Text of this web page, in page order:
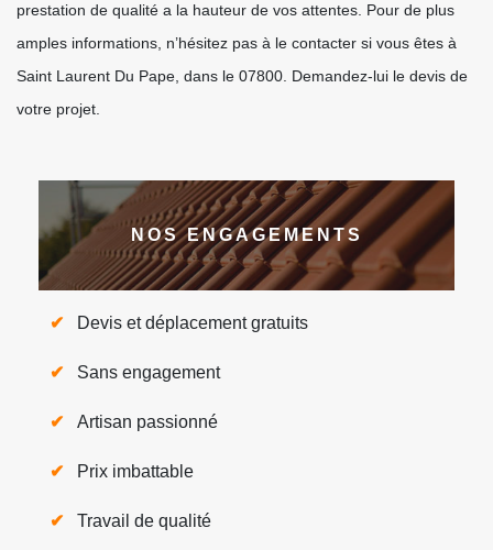
prestation de qualité a la hauteur de vos attentes. Pour de plus
amples informations, n’hésitez pas à le contacter si vous êtes à
Saint Laurent Du Pape, dans le 07800. Demandez-lui le devis de
votre projet.
NOS ENGAGEMENTS
Devis et déplacement gratuits
Sans engagement
Artisan passionné
Prix imbattable
Travail de qualité